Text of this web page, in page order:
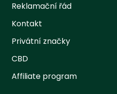
Reklamační řád
Kontakt
Privátní značky
CBD
Affiliate program